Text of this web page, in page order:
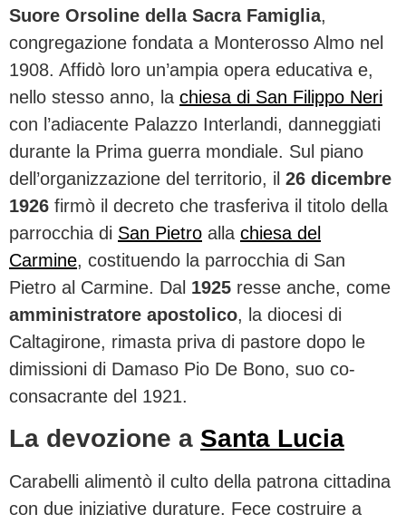
Suore Orsoline della Sacra Famiglia,
congregazione fondata a Monterosso Almo nel
1908. Affidò loro un’ampia opera educativa e,
nello stesso anno, la chiesa di San Filippo Neri
con l’adiacente Palazzo Interlandi, danneggiati
durante la Prima guerra mondiale. Sul piano
dell’organizzazione del territorio, il 26 dicembre
1926 firmò il decreto che trasferiva il titolo della
parrocchia di San Pietro alla chiesa del
Carmine, costituendo la parrocchia di San
Pietro al Carmine. Dal 1925 resse anche, come
amministratore apostolico, la diocesi di
Caltagirone, rimasta priva di pastore dopo le
dimissioni di Damaso Pio De Bono, suo co-
consacrante del 1921.
La devozione a Santa Lucia
Carabelli alimentò il culto della patrona cittadina
con due iniziative durature. Fece costruire a